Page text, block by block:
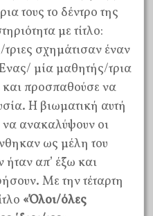
τους το δέντρο της
με τίτλο:
τριες σχημάτισαν έναν
μία μαθητής/τρια
και προσπαθούσε να
Η βιωματική αυτή
να ανακαλύψουν οι
ως μέλη του
απ’ έξω και
Με την τέταρτη
«Όλοι/όλες